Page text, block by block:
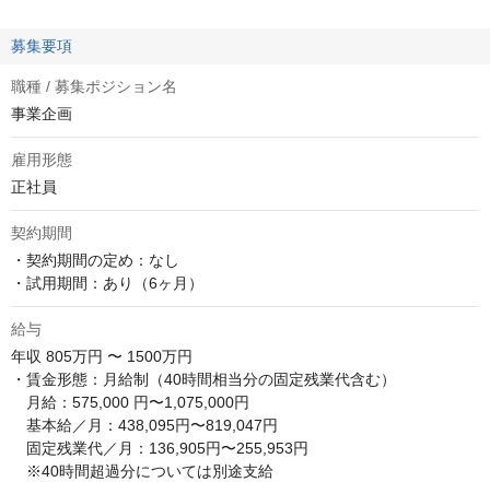
募集要項
職種 / 募集ポジション名
事業企画
雇用形態
正社員
契約期間
・契約期間の定め：なし
・試用期間：あり（6ヶ月）
給与
年収 805万円 〜 1500万円
・賃金形態：月給制（40時間相当分の固定残業代含む）
月給：575,000 円〜1,075,000円
基本給／月：438,095円〜819,047円
固定残業代／月：136,905円〜255,953円
※40時間超過分については別途支給